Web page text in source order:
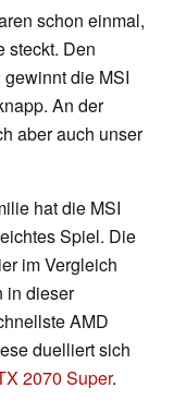
schon einmal,
steckt. Den
die MSI
An der
aber auch unser
hat die MSI
Spiel. Die
im Vergleich
in dieser
AMD
duelliert sich
2070 Super.